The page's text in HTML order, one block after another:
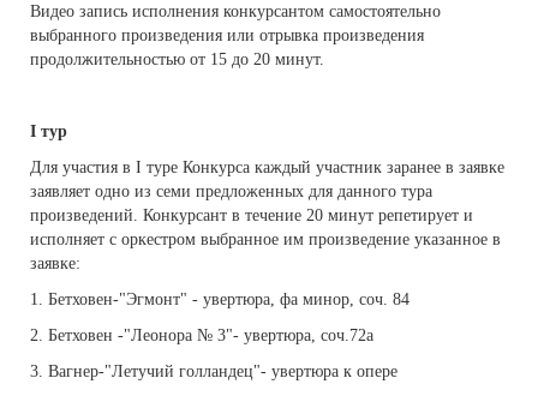
Видео запись исполнения конкурсантом самостоятельно
выбранного произведения или отрывка произведения
продолжительностью от 15 до 20 минут.
I тур
Для участия в I туре Конкурса каждый участник заранее в заявке
заявляет одно из семи предложенных для данного тура
произведений. Конкурсант в течение 20 минут репетирует и
исполняет с оркестром выбранное им произведение указанное в
заявке:
1. Бетховен-"Эгмонт" - увертюра, фа минор, соч. 84
2. Бетховен -"Леонора № 3"- увертюра, соч.72a
3. Вагнер-"Летучий голландец"- увертюра к опере